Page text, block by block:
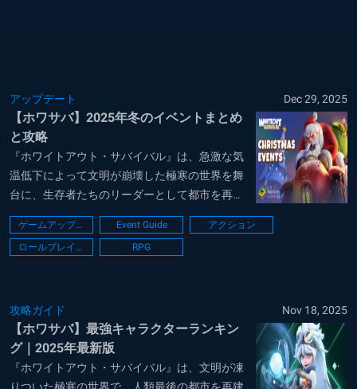
アップデート Dec 29, 2025
【ホワサバ】2025年冬のイベントまとめ
と攻略
『ホワイトアウト・サバイバル』は、急激な気
温低下によって文明が崩壊した極寒の世界を舞
台に、生存者たちのリーダーとして都市を再建
していくサバイバルシミュレーションゲームで
す。プレイヤーの最大の任務は、都市の中心に
ある大溶鉱炉を絶やさず稼働させ、凍てつく寒
ゲームアップデート Event Guide
アクション
ロールプレイング
RPG
攻略ガイド Nov 18, 2025
【ホワサバ】最強キャラクターランキン
グ｜2025年最新版
『ホワイトアウト・サバイバル』は、文明が凍